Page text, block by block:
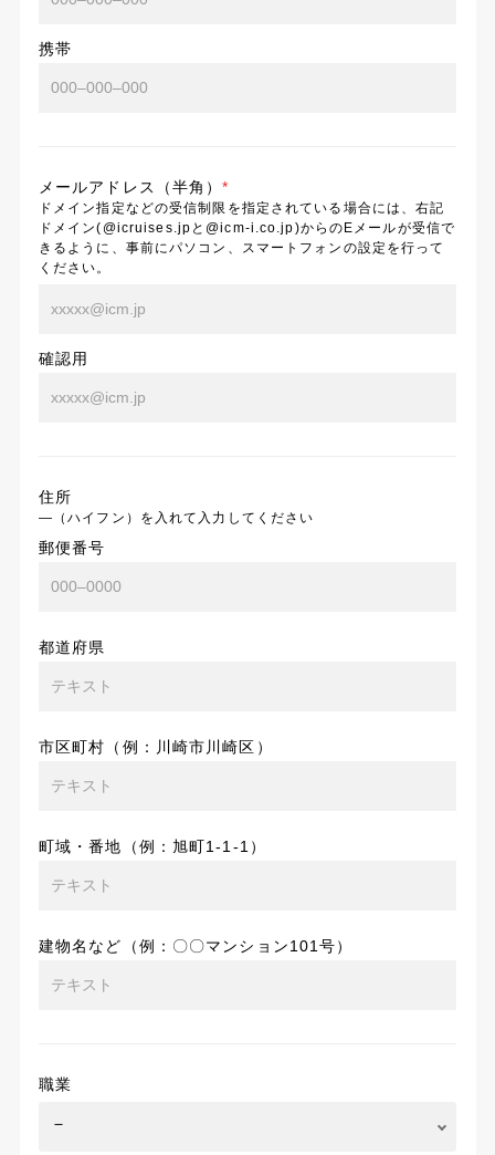
携帯
メールアドレス（半角）*
ドメイン指定などの受信制限を指定されている場合には、右記
ドメイン(@icruises.jpと@icm-i.co.jp)からのEメールが受信で
きるように、事前にパソコン、スマートフォンの設定を行って
ください。
確認用
住所
―（ハイフン）を入れて入力してください
郵便番号
都道府県
市区町村（例：川崎市川崎区）
町域・番地（例：旭町1-1-1）
建物名など（例：〇〇マンション101号）
職業